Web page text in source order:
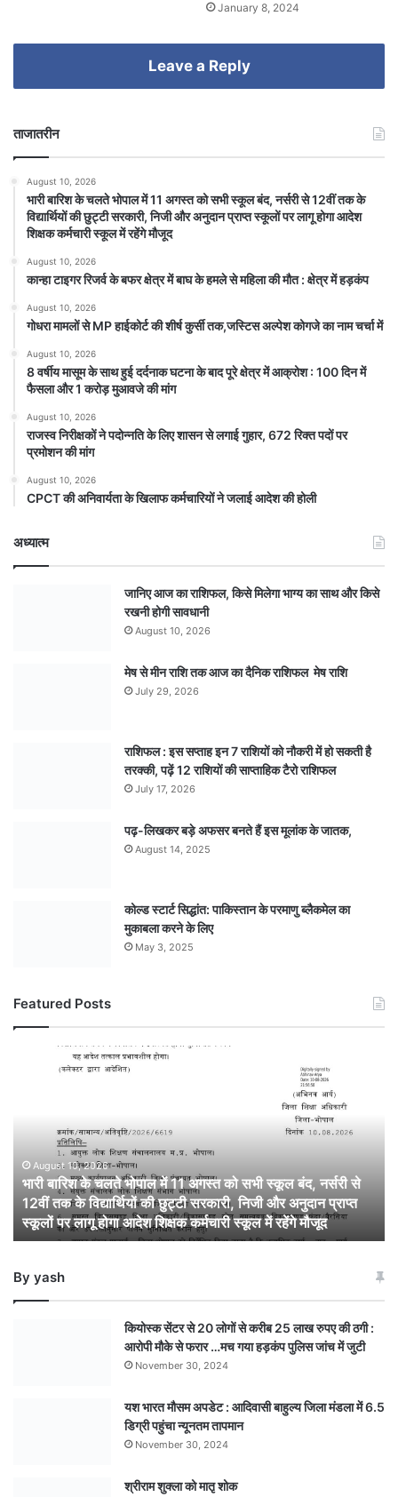
January 8, 2024
Leave a Reply
ताजातरीन
August 10, 2026
भारी बारिश के चलते भोपाल में 11 अगस्त को सभी स्कूल बंद, नर्सरी से 12वीं तक के
विद्यार्थियों की छुट्टी सरकारी, निजी और अनुदान प्राप्त स्कूलों पर लागू होगा आदेश
शिक्षक कर्मचारी स्कूल में रहेंगे मौजूद
August 10, 2026
कान्हा टाइगर रिजर्व के बफर क्षेत्र में बाघ के हमले से महिला की मौत : क्षेत्र में हड़कंप
August 10, 2026
गोधरा मामलों से MP हाईकोर्ट की शीर्ष कुर्सी तक,जस्टिस अल्पेश कोगजे का नाम चर्चा में
August 10, 2026
8 वर्षीय मासूम के साथ हुई दर्दनाक घटना के बाद पूरे क्षेत्र में आक्रोश : 100 दिन में
फैसला और 1 करोड़ मुआवजे की मांग
August 10, 2026
राजस्व निरीक्षकों ने पदोन्नति के लिए शासन से लगाई गुहार, 672 रिक्त पदों पर
प्रमोशन की मांग
August 10, 2026
CPCT की अनिवार्यता के खिलाफ कर्मचारियों ने जलाई आदेश की होली
अध्यात्म
जानिए आज का राशिफल, किसे मिलेगा भाग्य का साथ और किसे
रखनी होगी सावधानी
August 10, 2026
मेष से मीन राशि तक आज का दैनिक राशिफल मेष राशि
July 29, 2026
राशिफल : इस सप्ताह इन 7 राशियों को नौकरी में हो सकती है
तरक्की, पढ़ें 12 राशियों की साप्ताहिक टैरो राशिफल
July 17, 2026
पढ़-लिखकर बड़े अफसर बनते हैं इस मूलांक के जातक,
August 14, 2025
कोल्ड स्टार्ट सिद्धांत: पाकिस्तान के परमाणु ब्लैकमेल का
मुकाबला करने के लिए
May 3, 2025
Featured Posts
11
अगस्त
को
सभी
स्कूल
नर्सरी
August 10, 2026
भारी बारिश के चलते भोपाल में 11 अगस्त को सभी स्कूल बंद, नर्सरी से
12वीं तक के विद्यार्थियों की छुट्टी सरकारी, निजी और अनुदान प्राप्त
स्कूलों पर लागू होगा आदेश शिक्षक कर्मचारी स्कूल में रहेंगे मौजूद
By yash
कियोस्क सेंटर से 20 लोगों से करीब 25 लाख रुपए की ठगी :
आरोपी मौके से फरार …मच गया हड़कंप पुलिस जांच में जुटी
November 30, 2024
यश भारत मौसम अपडेट : आदिवासी बाहुल्य जिला मंडला में 6.5
डिग्री पहुंचा न्यूनतम तापमान
November 30, 2024
श्रीराम शुक्ला को मातृ शोक